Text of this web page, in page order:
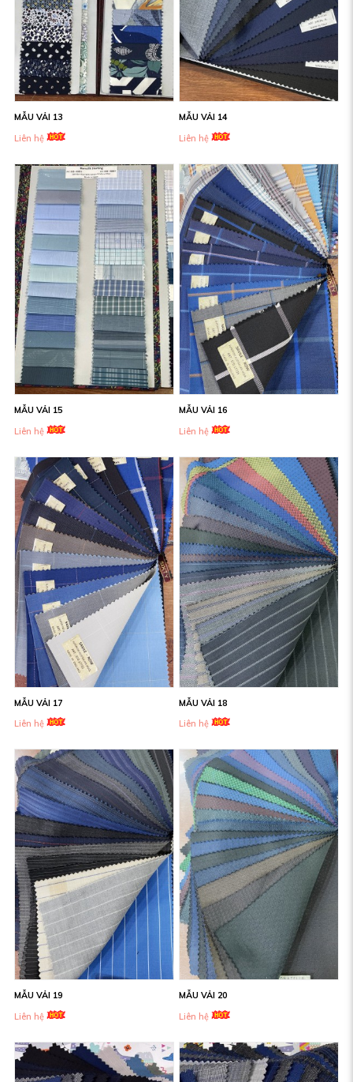
MẪU VẢI 13
Liên hệ
MẪU VẢI 14
Liên hệ
MẪU VẢI 15
Liên hệ
MẪU VẢI 16
Liên hệ
MẪU VẢI 17
Liên hệ
MẪU VẢI 18
Liên hệ
MẪU VẢI 19
Liên hệ
MẪU VẢI 20
Liên hệ